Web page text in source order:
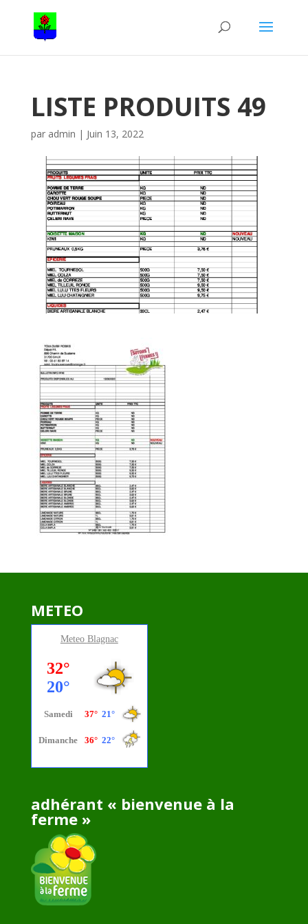
LISTE PRODUITS 49
par admin | Juin 13, 2022
METEO
Meteo Blagnac
adhérant « bienvenue à la
ferme »